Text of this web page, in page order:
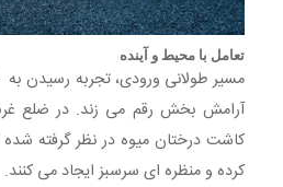
تعامل با محیط و آینده
مسیر طولانی ورودی، تجربه رسیدن
آرامش بخش رقم می زند. در ضلع
کاشت درختان میوه در نظر گرفته
کرده و منظره ای سرسبز ایجاد می کنند.